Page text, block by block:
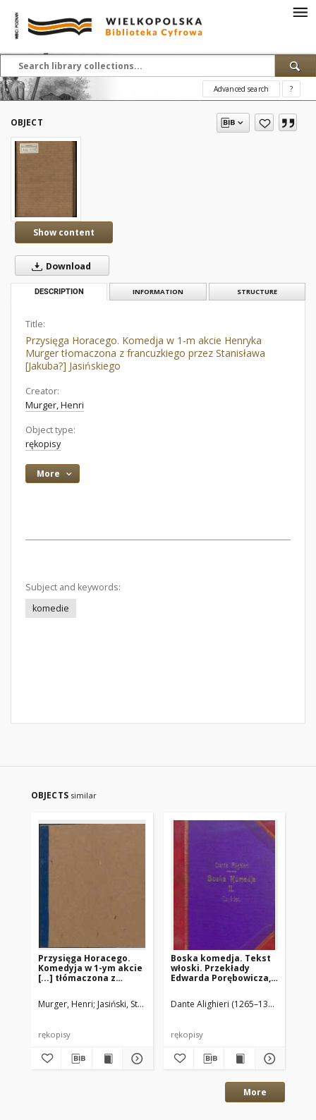
Advanced search ?
OBJECT
Show content
Download
DESCRIPTION INFORMATION STRUCTURE
Title:
Przysięga Horacego. Komedja w 1-m akcie Henryka
Murger tłomaczona z francuzkiego przez Stanisława
[Jakuba?] Jasińskiego
Creator:
Murger, Henri
Object type:
rękopisy
More
Subject and keywords:
komedie
OBJECTS similar
Przysięga Horacego.
Komedyja w 1-ym akcie
[...] tłómaczona z
Stanisława Jakuba
Jasińskiego
Murger, Henri Jasiński, Stanisław Jakub (tł.)
rękopisy
Boska komedja. Tekst
włoski. Przekłady
Edwarda Porębowicza,
Antoniego
Stanisławskiego
Dante Alighieri (1265–1321)
rękopisy
More